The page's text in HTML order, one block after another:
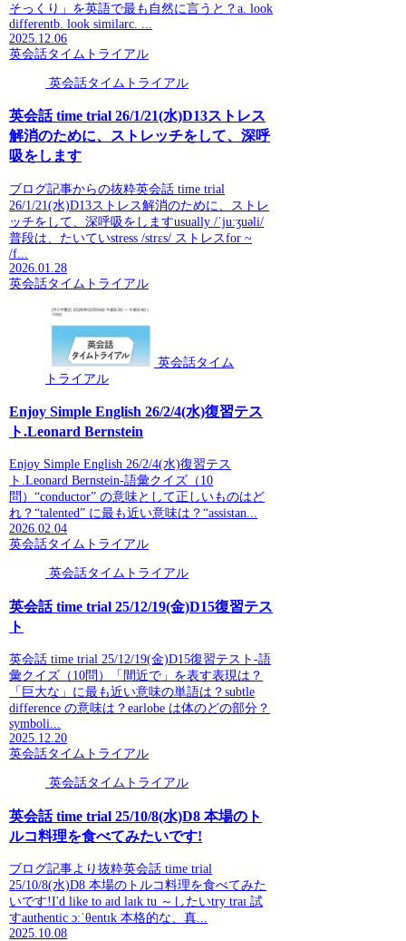
そっくり」を英語で最も自然に言うと？a. look
differentb. look similarc. ...
2025.12.06
英会話タイムトライアル
英会話タイムトライアル
英会話 time trial 26/1/21(水)D13ストレス
解消のために、ストレッチをして、深呼
吸をします
ブログ記事からの抜粋英会話 time trial
26/1/21(水)D13ストレス解消のために、ストレ
ッチをして、深呼吸をしますusually /ˈjuːʒuəli/
普段は、たいていstress /strɛs/ ストレスfor ~
/f...
2026.01.28
英会話タイムトライアル
英会話タイム
トライアル
Enjoy Simple English 26/2/4(水)復習テス
ト.Leonard Bernstein
Enjoy Simple English 26/2/4(水)復習テス
ト.Leonard Bernstein-語彙クイズ（10
問）“conductor” の意味として正しいものはど
れ？“talented” に最も近い意味は？“assistan...
2026.02.04
英会話タイムトライアル
英会話タイムトライアル
英会話 time trial 25/12/19(金)D15復習テス
ト
英会話 time trial 25/12/19(金)D15復習テスト-語
彙クイズ（10問）「間近で」を表す表現は？
「巨大な」に最も近い意味の単語は？subtle
difference の意味は？earlobe は体のどの部分？
symboli...
2025.12.20
英会話タイムトライアル
英会話タイムトライアル
英会話 time trial 25/10/8(水)D8 本場のト
ルコ料理を食べてみたいです!
ブログ記事より抜粋英会話 time trial
25/10/8(水)D8 本場のトルコ料理を食べてみた
いです!I'd like to aɪd laɪk tu ～したいtry traɪ 試
すauthentic ɔːˈθentɪk 本格的な、真...
2025.10.08